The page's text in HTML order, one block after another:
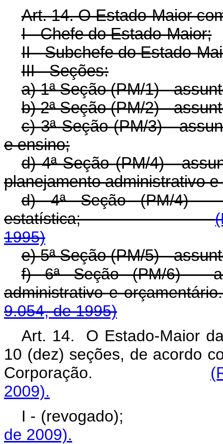
Art. 14. O Estado-Maior
I - Chefe do Estado-Maior;
II - Subchefe do Estado-
III - Seções:
a) 1ª Seção (PM/1) -
b) 2ª Seção (PM/2) -
c) 3ª Seção (PM/3) -
e ensino;
d) 4ª Seção (PM/4) -
planejamento administrativo
d) 4ª Seção (PM/4) -
estatística;
1995)
e) 5ª Seção (PM/5) -
f) 6ª Seção (PM/6) -
administrativo e
9.054, de 1995)
Art. 14. O Estado-Maior
10 (dez) seções, de acordo
Corporação.
2009).
I -
de 2009).